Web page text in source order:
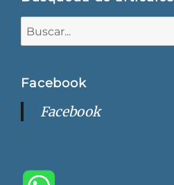
Facebook
Facebook